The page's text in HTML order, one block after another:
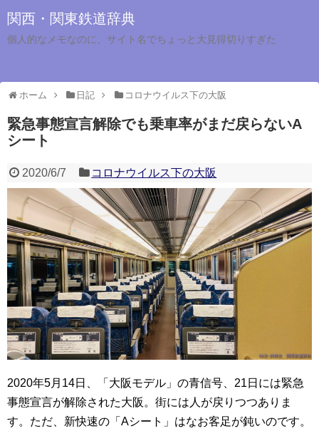
関西・関東鉄道辞典
個人的なメモなのに、サイト名でちょっと大見得切りすぎた
ホーム 日記 コロナウイルス下の大阪
緊急事態宣言解除でも乗車率がまだ戻らないA
シート
2020/6/7 コロナウイルス下の大阪
2020年5月14日、「大阪モデル」の青信号、21日には緊急
事態宣言が解除された大阪。街には人が戻りつつありま
す。ただ、新快速の「Aシート」はなお客足が鈍いのです。